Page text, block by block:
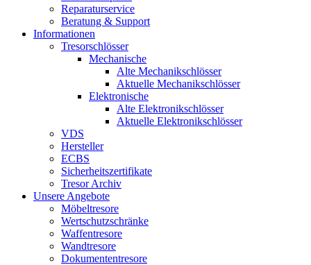
Reparaturservice
Beratung & Support
Informationen
Tresorschlösser
Mechanische
Alte Mechanikschlösser
Aktuelle Mechanikschlösser
Elektronische
Alte Elektronikschlösser
Aktuelle Elektronikschlösser
VDS
Hersteller
ECBS
Sicherheitszertifikate
Tresor Archiv
Unsere Angebote
Möbeltresore
Wertschutzschränke
Waffentresore
Wandtresore
Dokumententresore